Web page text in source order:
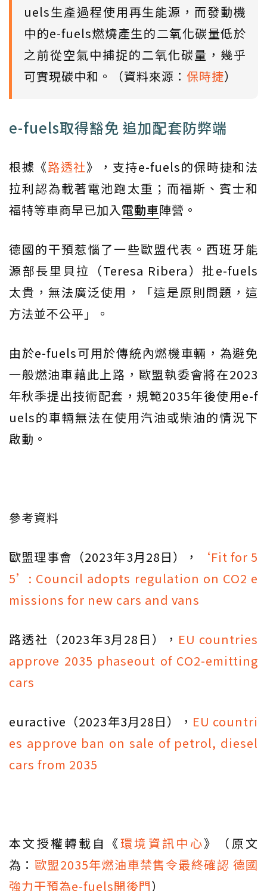
uels生產過程使用再生能源，而發動機
中的e-fuels燃燒產生的二氧化碳量低於
之前從空氣中捕捉的二氧化碳量，幾乎
可實現碳中和。（資料來源： 保時捷）
e-fuels取得豁免 追加配套防弊端
根據《路透社》，支持e-fuels的保時捷和法
拉利認為載著電池跑太重；而福斯、賓士和
福特等車商早已加入電動車陣營。
德國的干預惹惱了一些歐盟代表。西班牙能
源部長里貝拉（Teresa Ribera）批e-fuels
太貴，無法廣泛使用，「這是原則問題，這
方法並不公平」。
由於e-fuels可用於傳統內燃機車輛，為避免
一般燃油車藉此上路，歐盟執委會將在2023
年秋季提出技術配套，規範2035年後使用e-f
uels的車輛無法在使用汽油或柴油的情況下
啟動。
參考資料
歐盟理事會（2023年3月28日），
‘Fit for 5
5’: Council adopts regulation on CO2 e
missions for new cars and vans
路透社（2023年3月28日）， EU countries
approve 2035 phaseout of CO2-emitting
cars
euractive（2023年3月28日）， EU countri
es approve ban on sale of petrol, diesel
cars from 2035
本文授權轉載自《環境資訊中心》（原文
為： 歐盟2035年燃油車禁售令最終確認 德國
強力干預為e-fuels開後門）